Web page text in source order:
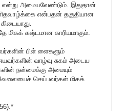
என்று அமையவேண்டும். இதுதான்
என்பதன் தகுதியான
மிகக் கஷ்டமான காரியமாகும்.
பிள் ளைகளும்
வாழ்வு சுகம் அடைய
நன்மைக்கு அமையும்
செய்பவர்கள் மிகக்